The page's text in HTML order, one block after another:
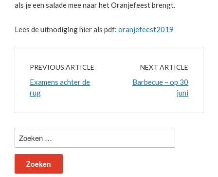
als je een salade mee naar het Oranjefeest brengt.
Lees de uitnodiging hier als pdf: oranjefeest2019
PREVIOUS ARTICLE
Examens achter de
rug
NEXT ARTICLE
Barbecue – op 30
juni